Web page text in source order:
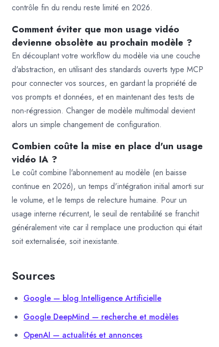
contrôle fin du rendu reste limité en 2026.
Comment éviter que mon usage vidéo
devienne obsolète au prochain modèle ?
En découplant votre workflow du modèle via une couche
d'abstraction, en utilisant des standards ouverts type MCP
pour connecter vos sources, en gardant la propriété de
vos prompts et données, et en maintenant des tests de
non-régression. Changer de modèle multimodal devient
alors un simple changement de configuration.
Combien coûte la mise en place d'un usage
vidéo IA ?
Le coût combine l'abonnement au modèle (en baisse
continue en 2026), un temps d'intégration initial amorti sur
le volume, et le temps de relecture humaine. Pour un
usage interne récurrent, le seuil de rentabilité se franchit
généralement vite car il remplace une production qui était
soit externalisée, soit inexistante.
Sources
Google — blog Intelligence Artificielle
Google DeepMind — recherche et modèles
OpenAI — actualités et annonces